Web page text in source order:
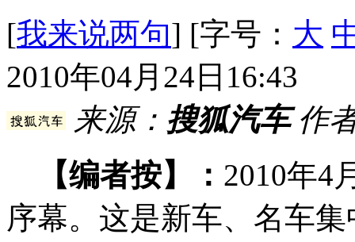
[我来说两句] [字号： 大
2010年04月24日16:43
来源： 搜狐汽车作
【编者按】： 2010年4
序幕。这是新车、名车